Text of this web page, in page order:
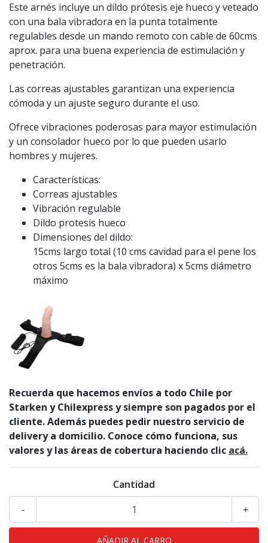
Este arnés incluye un dildo prótesis eje hueco y veteado
con una bala vibradora en la punta totalmente
regulables desde un mando remoto con cable de 60cms
aprox. para una buena experiencia de estimulación y
penetración.
Las correas ajustables garantizan una experiencia
cómoda y un ajuste seguro durante el uso.
Ofrece vibraciones poderosas para mayor estimulación
y un consolador hueco por lo que pueden usarlo
hombres y mujeres.
Características:
Correas ajustables
Vibración regulable
Dildo protesis hueco
Dimensiones del dildo:
15cms largo total (10 cms cavidad para el pene los
otros 5cms es la bala vibradora) x 5cms diámetro
máximo
Recuerda que hacemos envíos a todo Chile por
Starken y Chilexpress y siempre son pagados por el
cliente. Además puedes pedir nuestro servicio de
delivery a domicilio. Conoce cómo funciona, sus
valores y las áreas de cobertura haciendo clic acá.
Cantidad
+
-